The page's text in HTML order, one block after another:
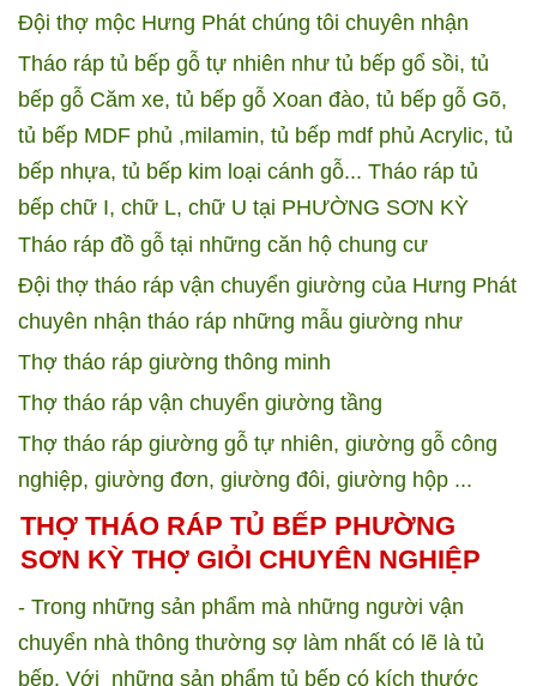
Đội thợ mộc Hưng Phát chúng tôi chuyên nhận
Tháo ráp tủ bếp gỗ tự nhiên như tủ bếp gổ sồi, tủ
bếp gỗ Căm xe, tủ bếp gỗ Xoan đào, tủ bếp gỗ Gõ,
tủ bếp MDF phủ ,milamin, tủ bếp mdf phủ Acrylic, tủ
bếp nhựa, tủ bếp kim loại cánh gỗ... Tháo ráp tủ
bếp chữ I, chữ L, chữ U tại PHƯỜNG SƠN KỲ
Tháo ráp đồ gỗ tại những căn hộ chung cư
Đội thợ tháo ráp vận chuyển giường của Hưng Phát
chuyên nhận tháo ráp những mẫu giường như
Thợ tháo ráp giường thông minh
Thợ tháo ráp vận chuyển giường tầng
Thợ tháo ráp giường gỗ tự nhiên, giường gỗ công
nghiệp, giường đơn, giường đôi, giường hộp ...
THỢ THÁO RÁP TỦ BẾP PHƯỜNG
SƠN KỲ THỢ GIỎI CHUYÊN NGHIỆP
- Trong những sản phẩm mà những người vận
chuyển nhà thông thường sợ làm nhất có lẽ là tủ
bếp. Với những sản phẩm tủ bếp có kích thước